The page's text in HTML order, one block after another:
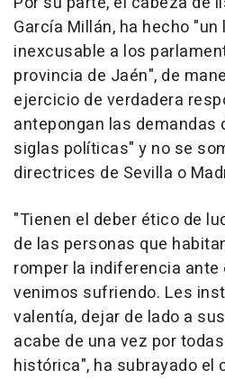
García Millán, ha hecho
inexcusable a los
provincia de Jaén", de
ejercicio de verdadera
antepongan las demandas
siglas políticas" y no se
directrices de Sevilla o
"Tienen el deber ético de
de las personas que
romper la indiferencia ante
venimos sufriendo. Les
valentía, dejar de lado a
acabe de una vez por
histórica", ha subrayado el